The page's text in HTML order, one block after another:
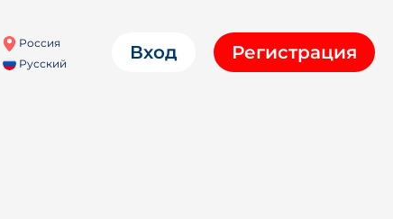
Россия
Русский
Вход Регистрация